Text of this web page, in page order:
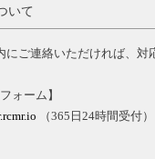
いて
にご連絡いただければ、対
ォーム】
（365日24時間受付）